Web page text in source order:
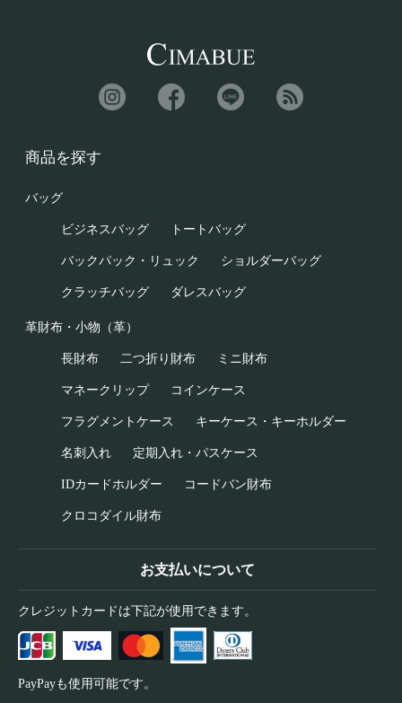
商品を探す
バッグ
ビジネスバッグ トートバッグ
バックパック・リュック ショルダーバッグ
クラッチバッグ ダレスバッグ
革財布・小物（革）
長財布 二つ折り財布 ミニ財布
マネークリップ コインケース
フラグメントケース キーケース・キーホルダー
名刺入れ 定期入れ・パスケース
IDカードホルダー コードバン財布
クロコダイル財布
お支払いについて
クレジットカードは下記が使用できます。
PayPayも使用可能です。